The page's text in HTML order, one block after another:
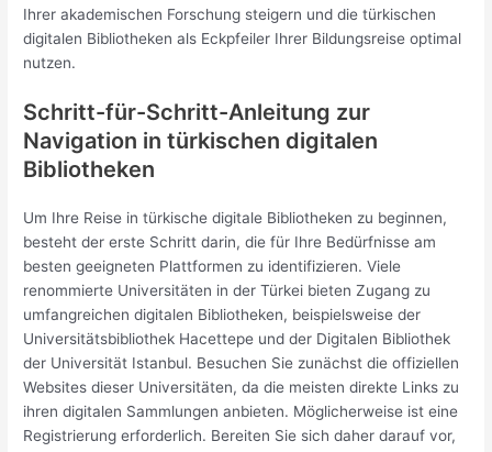
Ihrer akademischen Forschung steigern und die türkischen
digitalen Bibliotheken als Eckpfeiler Ihrer Bildungsreise optimal
nutzen.
Schritt-für-Schritt-Anleitung zur
Navigation in türkischen digitalen
Bibliotheken
Um Ihre Reise in türkische digitale Bibliotheken zu beginnen,
besteht der erste Schritt darin, die für Ihre Bedürfnisse am
besten geeigneten Plattformen zu identifizieren. Viele
renommierte Universitäten in der Türkei bieten Zugang zu
umfangreichen digitalen Bibliotheken, beispielsweise der
Universitätsbibliothek Hacettepe und der Digitalen Bibliothek
der Universität Istanbul. Besuchen Sie zunächst die offiziellen
Websites dieser Universitäten, da die meisten direkte Links zu
ihren digitalen Sammlungen anbieten. Möglicherweise ist eine
Registrierung erforderlich. Bereiten Sie sich daher darauf vor,